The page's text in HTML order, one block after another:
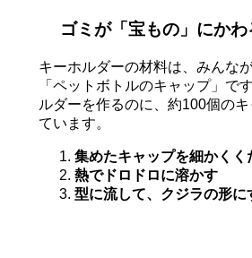
ゴミが「 宝もの」にかわ
キーホルダーの材料は、みんな
「ペットボトルのキャップ」で
ルダーを作るのに、約100個の
ています。
集めたキャップを細かくく
熱でドロドロに溶かす
型に流して、クジラの形に